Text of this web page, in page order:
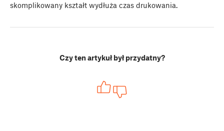
skomplikowany kształt wydłuża czas drukowania.
Czy ten artykuł był przydatny?